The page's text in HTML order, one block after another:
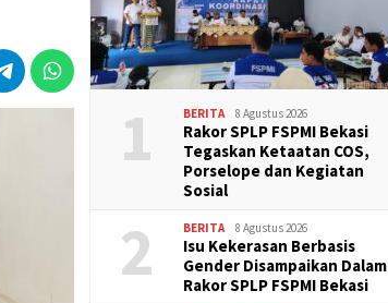
1 BERITA 8 Agustus 2026
Rakor SPLP FSPMI Bekasi
Tegaskan Ketaatan COS,
Porselope dan Kegiatan
Sosial
2 BERITA 8 Agustus 2026
Isu Kekerasan Berbasis
Gender Disampaikan Dalam
Rakor SPLP FSPMI Bekasi